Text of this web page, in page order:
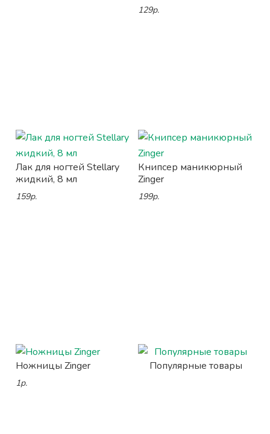
129р.
Лак для ногтей Stellary
жидкий, 8 мл
159р.
Книпсер маникюрный
Zinger
199р.
Ножницы Zinger
1р.
Популярные товары